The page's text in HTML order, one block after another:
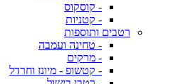
- קוסקוס
- קטניות
רטבים ותוספות
- טחינה ועמבה
- מרקים
- קטשופ - מיונז וחרדל